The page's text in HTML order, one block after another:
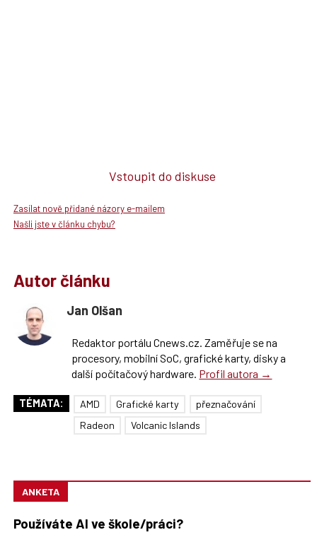
Vstoupit do diskuse
Zasílat nově přidané názory e-mailem
Našli jste v článku chybu?
Autor článku
Jan Olšan
Redaktor portálu Cnews.cz. Zaměřuje se na
procesory, mobilní SoC, grafické karty, disky a
další počítačový hardware. Profil autora →
TÉMATA: AMD Grafické karty
přeznačování
Radeon
Volcanic Islands
ANKETA
Používáte AI ve škole/práci?